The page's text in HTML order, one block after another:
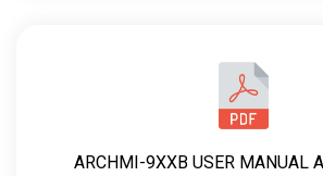
ARCHMI-9XXB USER MANUAL